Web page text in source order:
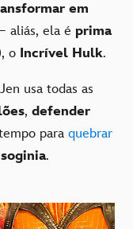
em
aliás, ela é prima
o Incrível Hulk.
usa todas as
, defender
para quebrar
.